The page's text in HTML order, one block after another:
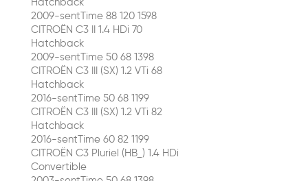
Hatchback
2009-sentTime 88 120 1598
CITROËN C3 II 1.4 HDi 70
Hatchback
2009-sentTime 50 68 1398
CITROËN C3 III (SX) 1.2 VTi 68
Hatchback
2016-sentTime 50 68 1199
CITROËN C3 III (SX) 1.2 VTi 82
Hatchback
2016-sentTime 60 82 1199
CITROËN C3 Pluriel (HB_) 1.4 HDi
Convertible